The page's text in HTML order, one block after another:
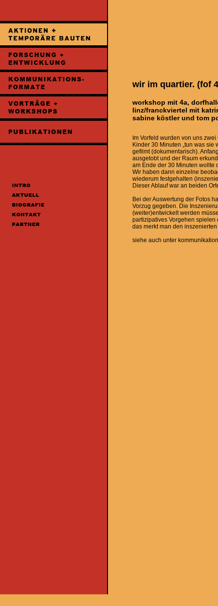
wir im quartier. (fof
workshop mit 4a,
linz/franckviertel mit
sabine köstler und tom
Im Vorfeld wurden von uns
Kinder 30 Minuten „tun was
gefilmt (dokumentarisch).
ausgetobt und der Raum
am Ende der 30 Minuten wollte
Wir haben dann einzelne
wiederum festgehalten
Dieser Ablauf war an beiden
Bei der Auswertung der Fotos
Vorzug gegeben. Die
(weiter)entwickelt werden
partizipatives Vorgehen spielen
das merkt man den
siehe auch unter